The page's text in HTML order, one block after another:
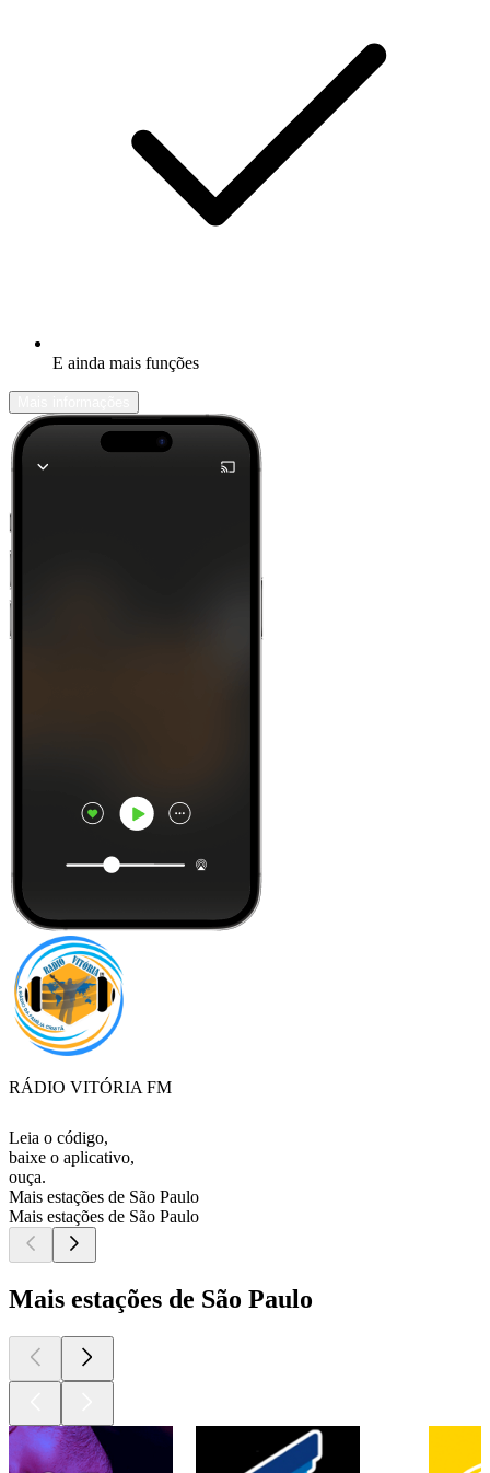
E ainda mais funções
RÁDIO VITÓRIA FM
Leia o código,
baixe o aplicativo,
ouça.
Mais estações de São Paulo
Mais estações de São Paulo
Mais estações de São Paulo